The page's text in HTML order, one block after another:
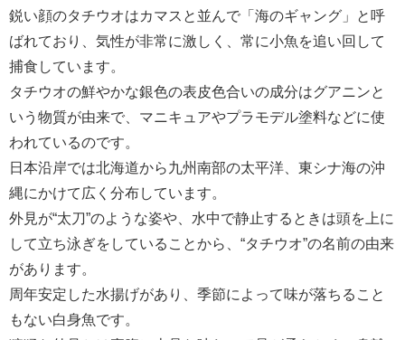
鋭い顔のタチウオはカマスと並んで「海のギャング」と呼
ばれており、気性が非常に激しく、常に小魚を追い回して
捕食しています。
タチウオの鮮やかな銀色の表皮色合いの成分はグアニンと
いう物質が由来で、マニキュアやプラモデル塗料などに使
われているのです。
日本沿岸では北海道から九州南部の太平洋、東シナ海の沖
縄にかけて広く分布しています。
外見が“太刀”のような姿や、水中で静止するときは頭を上に
して立ち泳ぎをしていることから、“タチウオ”の名前の由来
があります。
周年安定した水揚げがあり、季節によって味が落ちること
もない白身魚です。